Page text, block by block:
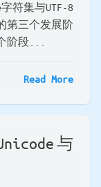
符集与UTF-8
第三个发展阶
阶段...
Read More
与